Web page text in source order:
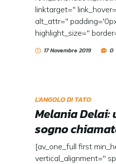
linktarget=''
alt_attr=''
highlight_size=''
17 Novembre 2019 0
L'ANGOLO DI TATO
Melania Delai:
sogno
[av_one_full first
vertical_alignment=''